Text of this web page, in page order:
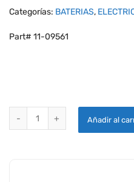
Categorías: BATERIAS,
Part# 11-09561
BATTERYMINDER ELCON TYPE
Añadir al